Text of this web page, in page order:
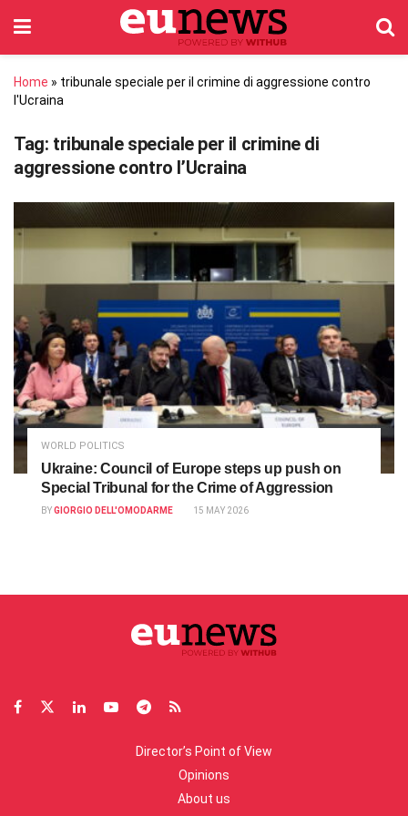
Home » tribunale speciale per il crimine di aggressione contro
l'Ucraina
Tag: tribunale speciale per il crimine di
aggressione contro l’Ucraina
WORLD POLITICS
Ukraine: Council of Europe steps up push on
Special Tribunal for the Crime of Aggression
BYGIORGIO DELL'OMODARME 15 MAY 2026
Director’s Point of View
Opinions
About us